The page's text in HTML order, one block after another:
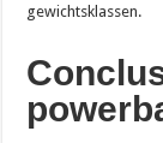
gewichtsklassen.